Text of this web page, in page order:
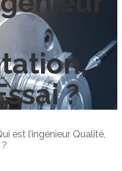
?
est l’ingénieur Qualité,